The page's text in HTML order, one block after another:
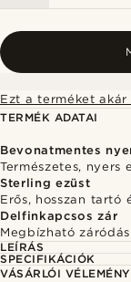
Ezt a terméket
TERMÉK ADATAI
Bevonatmentes
Természetes, nyers
Sterling ezüst
Erős, hosszan tartó
Delfinkapcsos zár
Megbízható
LEÍRÁS
SPECIFIKÁCIÓK
VÁSÁRLÓI